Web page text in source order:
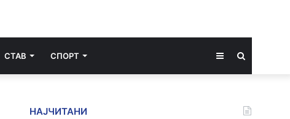
СТАВ СПОРТ Sidebar
НАЈЧИТАНИ